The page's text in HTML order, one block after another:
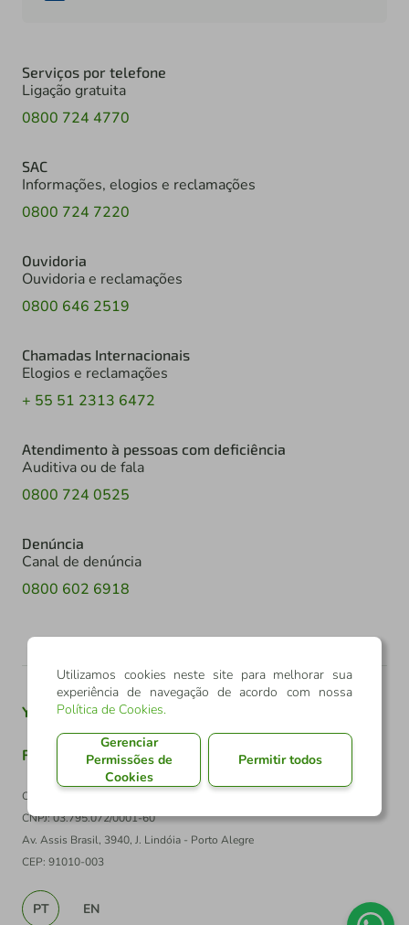
Serviços por telefone
Ligação gratuita
0800 724 4770
SAC
Informações, elogios e reclamações
0800 724 7220
Ouvidoria
Ouvidoria e reclamações
0800 646 2519
Chamadas Internacionais
Elogios e reclamações
+ 55 51 2313 6472
Atendimento à pessoas com deficiência
Auditiva ou de fala
0800 724 0525
Denúncia
Canal de denúncia
0800 602 6918
Youtube Twitter
Facebook TikTok
Confederação Sicredi
CNPJ: 03.795.072/0001-60
Av. Assis Brasil, 3940, J. Lindóia - Porto Alegre
CEP: 91010-003
PT EN
Utilizamos cookies neste site para melhorar sua
experiência de navegação de acordo com nossa
Política de Cookies.
Gerenciar
Permissões de
Cookies
Permitir todos